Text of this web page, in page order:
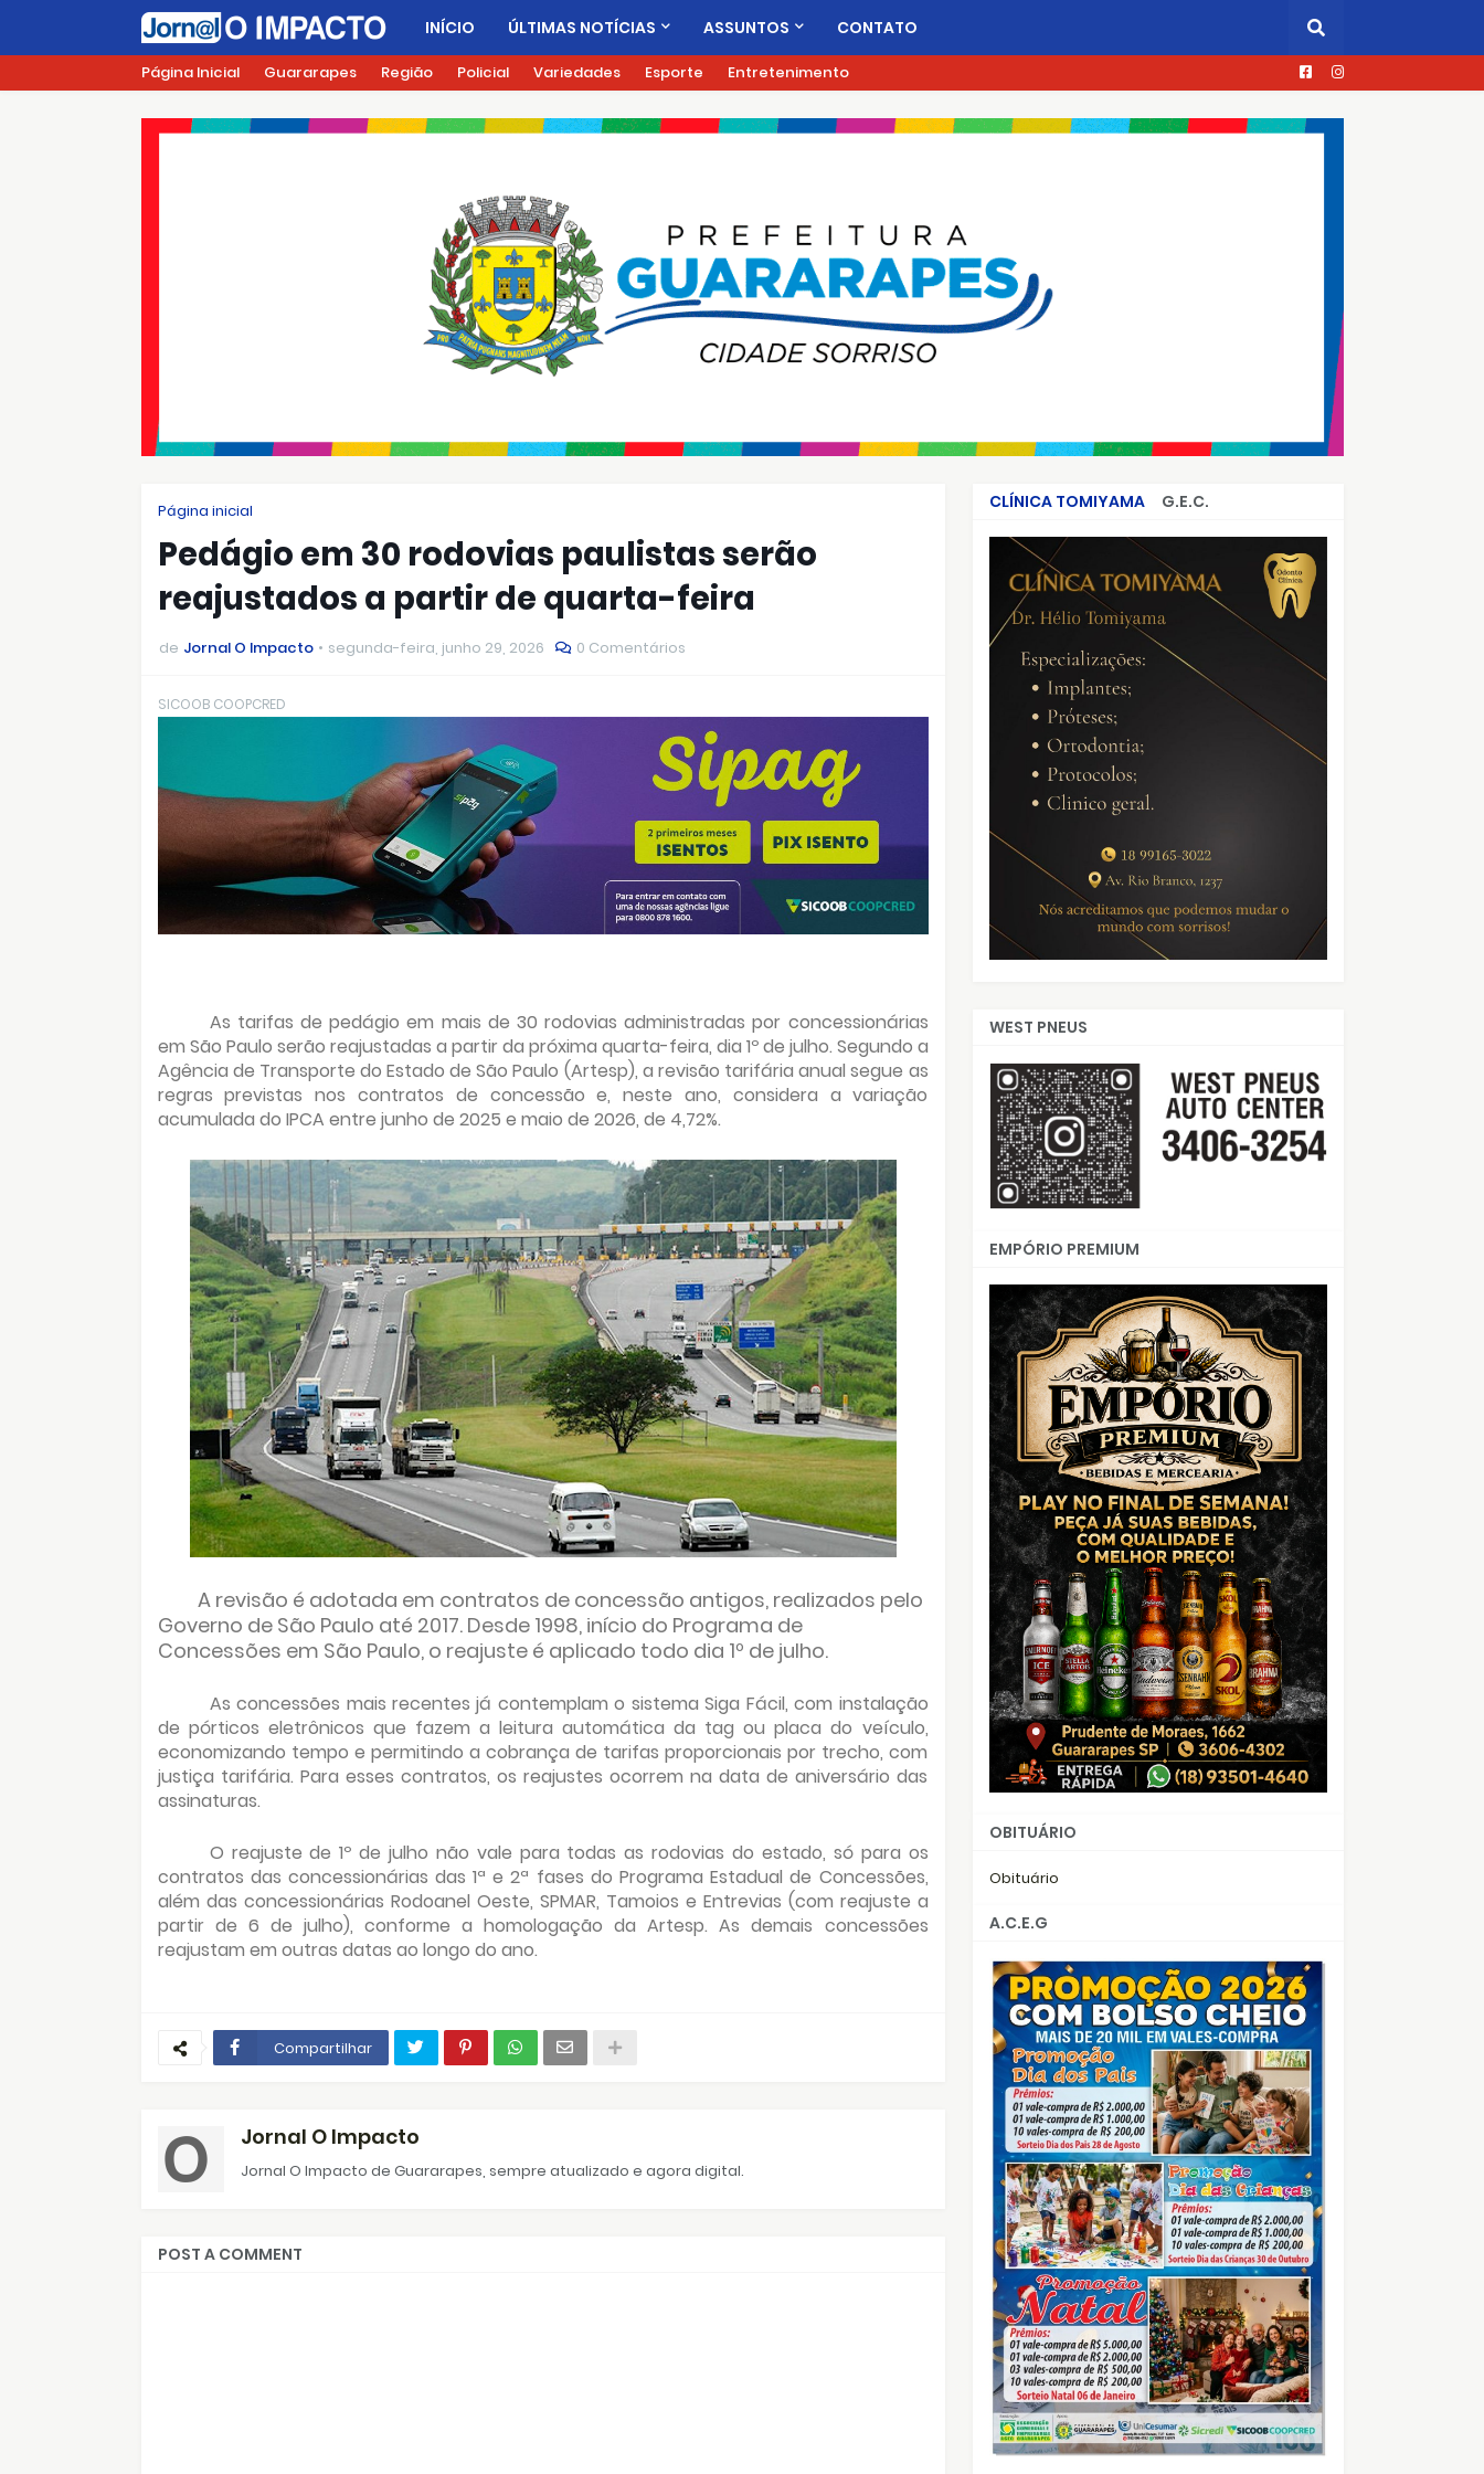
INÍCIO ÚLTIMAS NOTÍCIAS ASSUNTOS CONTATO
Página Inicial Guararapes Região Policial Variedades Esporte Entretenimento
Página inicial
Pedágio em 30 rodovias paulistas serão
reajustados a partir de quarta-feira
de Jornal O Impacto segunda-feira, junho 29, 2026 0 Comentários
SICOOB COOPCRED
As tarifas de pedágio em mais de 30 rodovias administradas por concessionárias
em São Paulo serão reajustadas a partir da próxima quarta-feira, dia 1º de julho. Segundo a
Agência de Transporte do Estado de São Paulo (Artesp), a revisão tarifária anual segue as
regras previstas nos contratos de concessão e, neste ano, considera a variação
acumulada do IPCA entre junho de 2025 e maio de 2026, de 4,72%.
A revisão é adotada em contratos de concessão antigos, realizados pelo
Governo de São Paulo até 2017. Desde 1998, início do Programa de
Concessões em São Paulo, o reajuste é aplicado todo dia 1º de julho.
As concessões mais recentes já contemplam o sistema Siga Fácil, com instalação
de pórticos eletrônicos que fazem a leitura automática da tag ou placa do veículo,
economizando tempo e permitindo a cobrança de tarifas proporcionais por trecho, com
justiça tarifária. Para esses contratos, os reajustes ocorrem na data de aniversário das
assinaturas.
O reajuste de 1º de julho não vale para todas as rodovias do estado, só para os
contratos das concessionárias das 1ª e 2ª fases do Programa Estadual de Concessões,
além das concessionárias Rodoanel Oeste, SPMAR, Tamoios e Entrevias (com reajuste a
partir de 6 de julho), conforme a homologação da Artesp. As demais concessões
reajustam em outras datas ao longo do ano.
Compartilhar
Jornal O Impacto
Jornal O Impacto de Guararapes, sempre atualizado e agora digital.
POST A COMMENT
CLÍNICA TOMIYAMA
G.E.C.
CRIMES QUE ABALARAM O BRASIL
WEST PNEUS
EMPÓRIO PREMIUM
OBITUÁRIO
Obituário
A.C.E.G